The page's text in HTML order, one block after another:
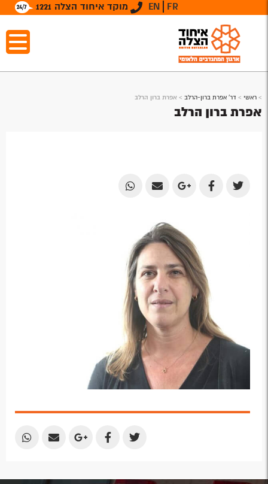
מוקד איחוד הצלה 1221 EN FR
> ראשי > דר' אפרת ברון-הרלב > אפרת ברון הרלב
אפרת ברון הרלב
Share
Share
Facebook
Share
Google
Plus
Share
Email
Share
Share
Share
Share
Share
Share